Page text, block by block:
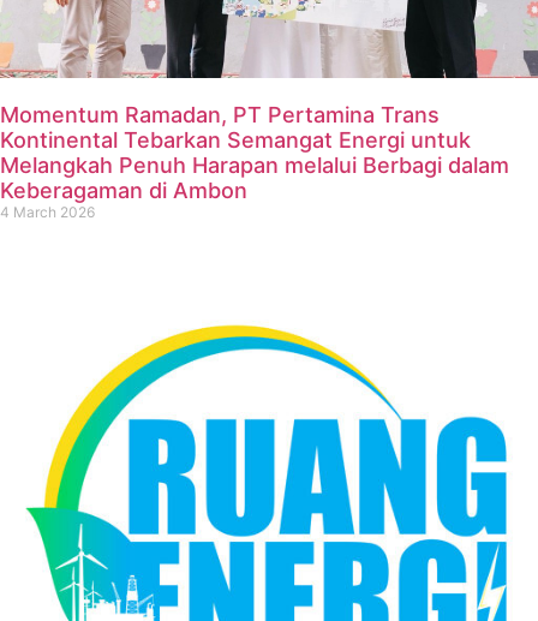
Momentum Ramadan, PT Pertamina Trans
Kontinental Tebarkan Semangat Energi untuk
Melangkah Penuh Harapan melalui Berbagi dalam
Keberagaman di Ambon
4 March 2026